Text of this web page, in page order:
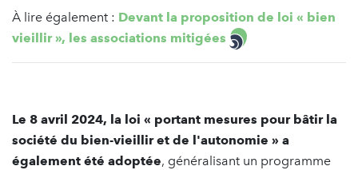
À lire également : Devant la proposition de loi « bien
vieillir », les associations mitigées
Le 8 avril 2024, la loi « portant mesures pour bâtir la
société du bien-vieillir et de l'autonomie » a
également été adoptée, généralisant un programme